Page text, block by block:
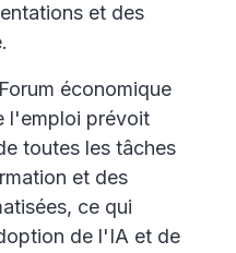
et des
économique
l'emploi prévoit
toutes les tâches
et des
ce qui
de l'IA et de